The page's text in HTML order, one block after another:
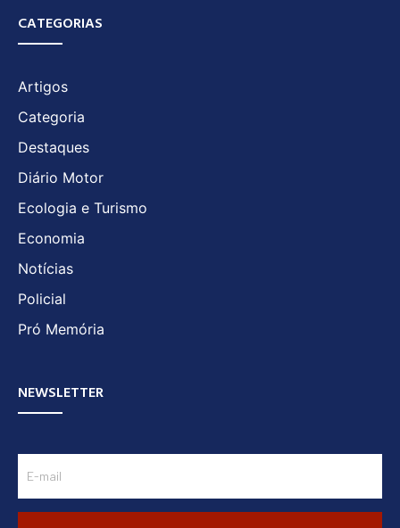
CATEGORIAS
Artigos
Categoria
Destaques
Diário Motor
Ecologia e Turismo
Economia
Notícias
Policial
Pró Memória
NEWSLETTER